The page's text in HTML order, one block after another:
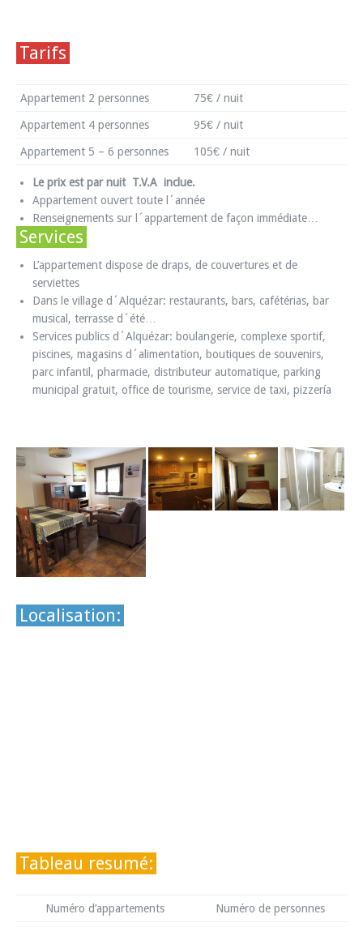
Tarifs
Appartement 2 personnes 75€ / nuit
Appartement 4 personnes 95€ / nuit
Appartement 5 – 6 personnes 105€ / nuit
Le prix est par nuit T.V.A inclue.
Appartement ouvert toute l´année
Renseignements sur l´appartement de façon immédiate…
Services
L’appartement dispose de draps, de couvertures et de
serviettes
Dans le village d´Alquézar: restaurants, bars, cafétérias, bar
musical, terrasse d´été…
Services publics d´Alquézar: boulangerie, complexe sportif,
piscines, magasins d´alimentation, boutiques de souvenirs,
parc infantil, pharmacie, distributeur automatique, parking
municipal gratuit, office de tourisme, service de taxi, pizzería
Localisation:
Tableau resumé:
Numéro d’appartements Numéro de personnes